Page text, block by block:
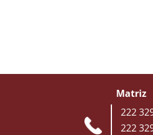
Matriz
222
222